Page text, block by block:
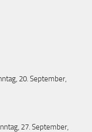
20. September,
27. September,